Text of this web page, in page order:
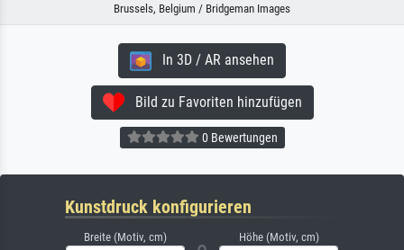
Brussels, Belgium / Bridgeman Images
In 3D / AR ansehen
Bild zu Favoriten hinzufügen
0 Bewertungen
Kunstdruck konfigurieren
Breite (Motiv, cm) Höhe (Motiv, cm)